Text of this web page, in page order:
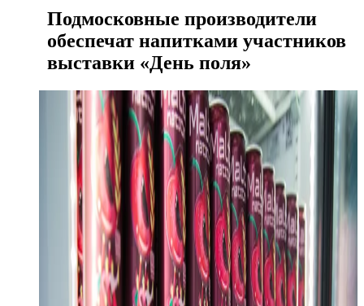
Подмосковные производители
обеспечат напитками участников
выставки «День поля»